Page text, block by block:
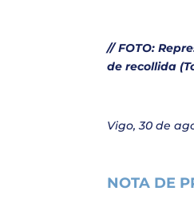
// FOTO:
de recollida
Vigo, 30 de
NOTA DE